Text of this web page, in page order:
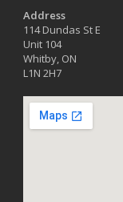
Address
114 Dundas St E
Unit 104
Whitby, ON
L1N 2H7